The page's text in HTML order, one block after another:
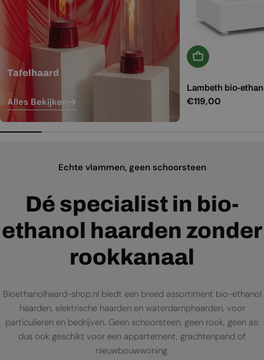
Tafelhaard
Alles Bekijken
In Winkelwagen
Lambeth bio-
Normale
€119,00
Echte vlammen, geen schoorsteen
Dé specialist in bio-
ethanol haarden zonder
rookkanaal
Bioethanolhaard-shop.nl biedt een breed assortiment bio-ethanol
haarden, elektrische haarden en waterdamphaarden, voor
particulieren en bedrijven. Geen schoorsteen, geen rook, geen as:
dus ook geschikt voor een appartement, grachtenpand of
nieuwbouwwoning.